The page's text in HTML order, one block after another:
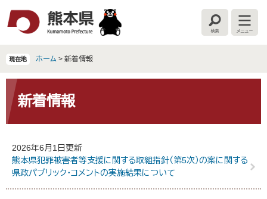
で
ば
検
索
メ
ニ
現在地 ホーム > 新着情報
文 新着情報
2026年6月1日更新
熊本県犯罪被害者等支援に関する取組指針（第5次）の案に関する
県政パブリック・コメントの実施結果について